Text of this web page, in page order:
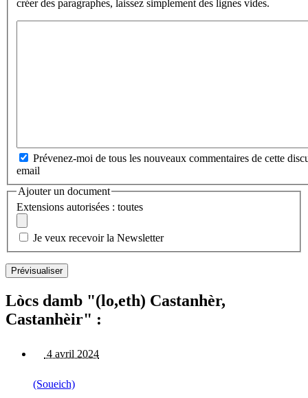
créer des paragraphes, laissez simplement des lignes vides.
Prévenez-moi de tous les nouveaux commentaires de cette
email
Ajouter un document
Extensions autorisées : toutes
Je veux recevoir la Newsletter
Lòcs damb "(lo,eth) Castanhèr,
Castanhèir" :
4 avril 2024
(Soueich)